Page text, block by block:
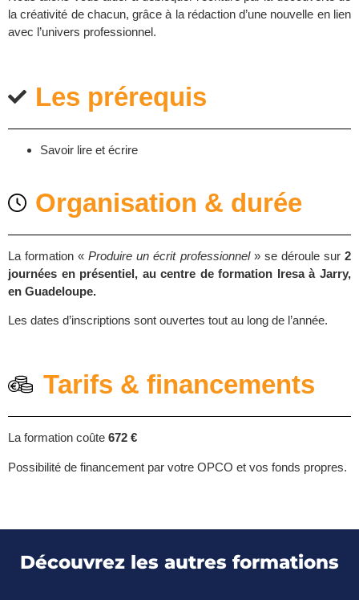
la créativité de chacun, grâce à la rédaction d’une nouvelle en lien
avec l’univers professionnel.
Les prérequis
Savoir lire et écrire
Organisation & durée
La formation «Produire un écrit professionnel» se déroule sur2
journées en présentiel, au centre de formation Iresa à Jarry,
en Guadeloupe.
Les dates d’inscriptions sont ouvertes tout au long de l’année.
Tarifs & financements
La formation coûte 672 €
Possibilité de financement par votre OPCO et vos fonds propres.
Découvrez les autres formations